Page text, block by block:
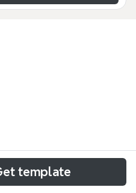
mental educativo
vocales del
template